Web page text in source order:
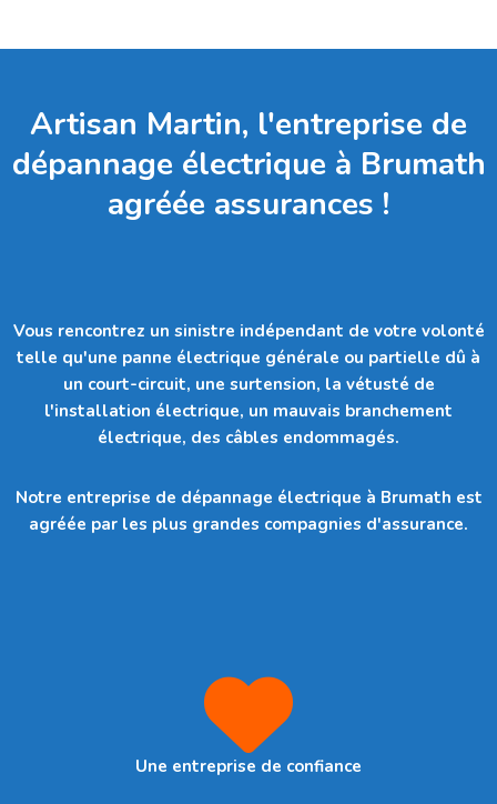
Artisan Martin, l'entreprise de
dépannage électrique à Brumath
agréée assurances !
Vous rencontrez un sinistre indépendant de votre volonté
telle qu'une panne électrique générale ou partielle dû à
un court-circuit, une surtension, la vétusté de
l'installation électrique, un mauvais branchement
électrique, des câbles endommagés.
Notre entreprise de dépannage électrique à Brumath est
agréée par les plus grandes compagnies d'assurance.
Une entreprise de confiance